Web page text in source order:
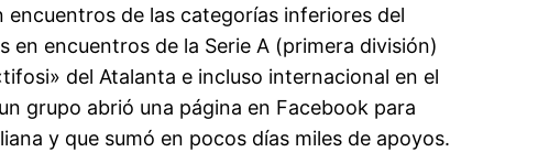
encuentros de las categorías inferiores del
encuentros de la Serie A (primera división)
del Atalanta e incluso internacional en el
grupo abrió una página en Facebook para
y que sumó en pocos días miles de apoyos.